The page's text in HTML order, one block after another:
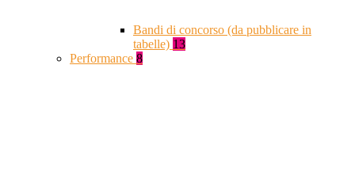
Bandi di concorso (da pubblicare in
tabelle) 13
Performance 8